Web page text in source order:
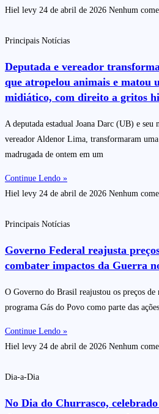
Hiel levy 24 de abril de 2026 Nenhum
Principais Notícias
Deputada e vereador
que atropelou animais e matou
midiático, com direito a gritos
A deputada estadual Joana Darc (UB) e
vereador Aldenor Lima, transformaram
madrugada de ontem em um
Continue Lendo »
Hiel levy 24 de abril de 2026 Nenhum
Principais Notícias
Governo Federal reajusta
combater impactos da Guerra
O Governo do Brasil reajustou os preços de
programa Gás do Povo como parte das
Continue Lendo »
Hiel levy 24 de abril de 2026 Nenhum
Dia-a-Dia
No Dia do Churrasco,